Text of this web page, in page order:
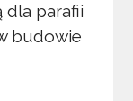
dla parafii
budowie